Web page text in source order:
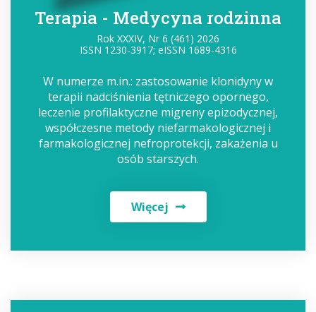
Terapia - Medycyna rodzinna
Rok XXXIV, Nr 6 (461) 2026
ISSN 1230-3917; eISSN 1689-4316
W numerze m.in.: zastosowanie klonidyny w
terapii nadciśnienia tętniczego opornego,
leczenie profilaktyczne migreny epizodycznej,
współczesne metody niefarmakologicznej i
farmakologicznej nefroprotekcji, zakażenia u
osób starszych.
Więcej